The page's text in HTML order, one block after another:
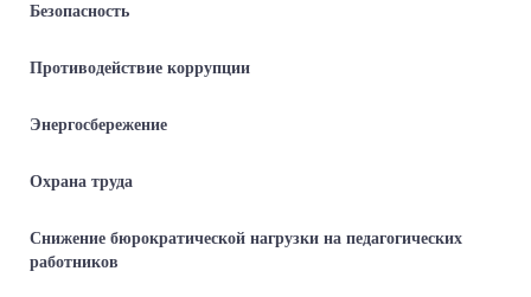
Безопасность
Противодействие коррупции
Энергосбережение
Охрана труда
Снижение бюрократической нагрузки на педагогических
работников